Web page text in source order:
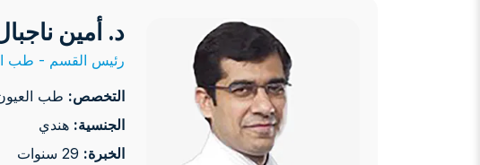
د. أمين
رئيس القسم - طب
التخصص: طب
الجنسية: هندي
الخبرة: